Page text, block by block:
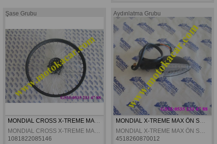
Şase Grubu
MONDIAL CROSS X-TREME MAX ÖN JANT KOMPLE SIYAH ORJINAL
MONDIAL CROSS X-TREME MAX ÖN JANT KOMPLE SIYAH ORJINAL
1081822085146
Aydınlatma Grubu
MONDIAL X-TREME MAX ÖN SOL SINYAL ORJINAL
MONDIAL X-TREME MAX ÖN SOL SINYAL ORJINAL
4518260870012